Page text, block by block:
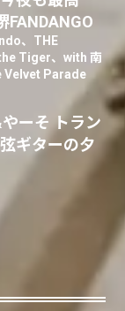
FANDANGO
、THE
Tiger、with 南
Velvet Parade
ーそ トラン
ギターの夕